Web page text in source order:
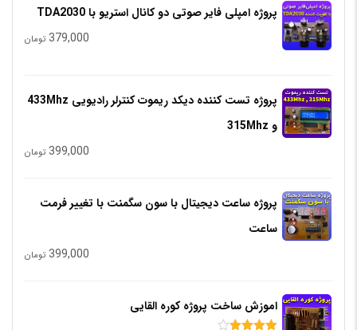
پروژه امپلی فایر صوتی دو کانال استریو با TDA2030
379,000 تومان
پروژه تست کننده دیکد ریموت کنترلر رادیویی 433Mhz
و 315Mhz
399,000 تومان
پروژه ساعت دیجیتال با سون سگمنت با تغییر فرمت
ساعت
399,000 تومان
اموزش ساخت پروژه کوره القایی